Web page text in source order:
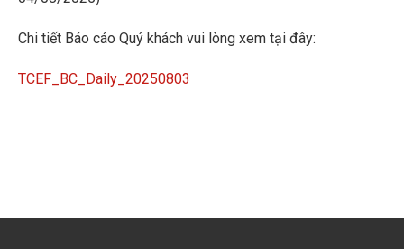
Chi tiết Báo cáo Quý khách vui lòng xem tại đây:
TCEF_BC_Daily_20250803